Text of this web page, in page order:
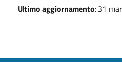
Ultimo aggiornamento: 31